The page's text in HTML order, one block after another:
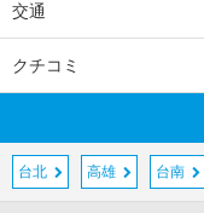
交通
クチコミ
台北 高雄 台南